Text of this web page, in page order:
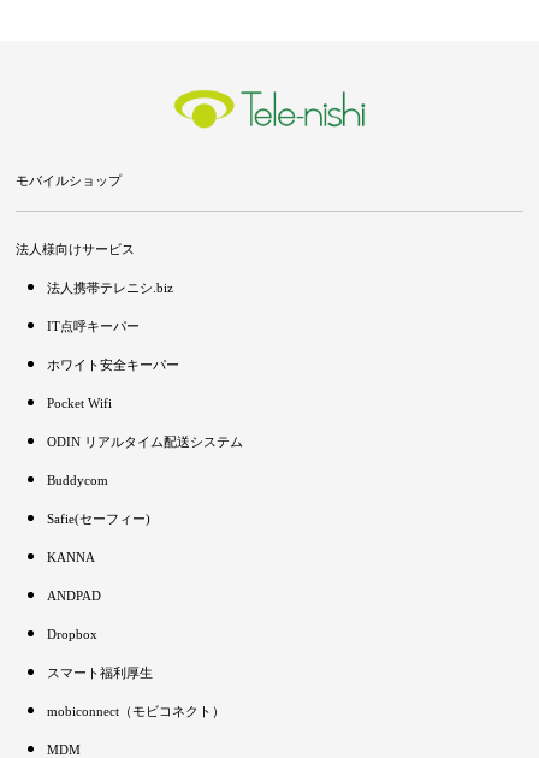
モバイルショップ
法人様向けサービス
法人携帯テレニシ.biz
IT点呼キーパー
ホワイト安全キーパー
Pocket Wifi
ODIN リアルタイム配送システム
Buddycom
Safie(セーフィー)
KANNA
ANDPAD
Dropbox
スマート福利厚生
mobiconnect（モビコネクト）
MDM